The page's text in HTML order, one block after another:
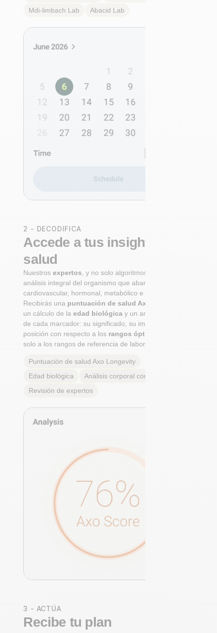
Mdi-limbach Lab Abacid Lab
2 - DECODIFICA
Accede a tus insights de
salud
Nuestrosexpertos , y no solo algoritmos, realizan un
análisis integral del organismo que abarca los sistemas
cardiovascular, hormonal, metabólico e inmunitario.
Recibirás una puntuación de salud Axo Longevity
un cálculo de laedad biológica y un análisis completo
de cada marcador: su significado, su importancia y tu
posición con respecto a los rangos óptimos reales
solo a los rangos de referencia de laboratorio.
Puntuación de salud Axo Longevity
Edad biológica
Análisis corporal completo
Revisión de expertos
3 - ACTÚA
Recibe tu plan